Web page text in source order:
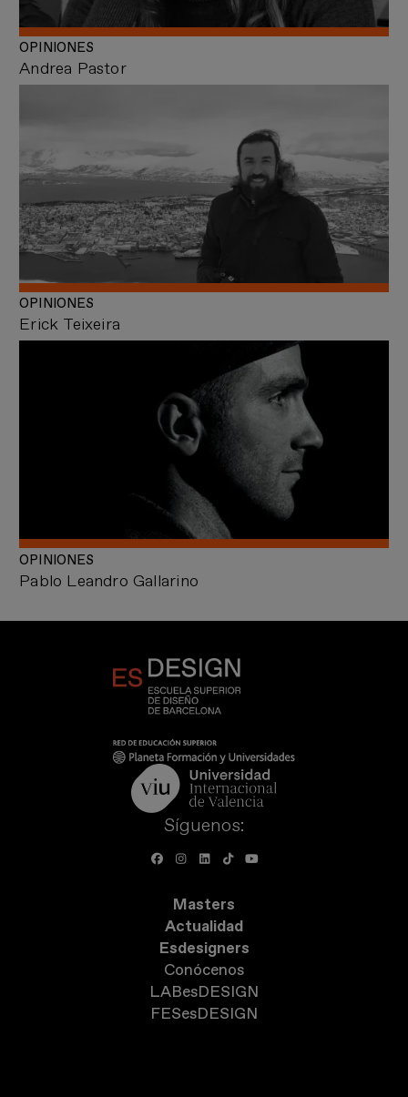
Andrea Pastor
OPINIONES
Erick Teixeira
OPINIONES
Pablo Leandro Gallarino
OPINIONES
Síguenos:
Masters
Actualidad
Esdesigners
Conócenos
LABesDESIGN
FESesDESIGN